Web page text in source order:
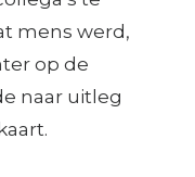
mens werd,
op de
naar uitleg